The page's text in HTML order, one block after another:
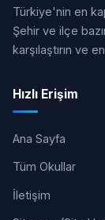
Türkiye'nin en
Şehir ve ilçe
karşılaştırın ve
Hızlı Erişim
Ana Sayfa
Tüm Okullar
İletişim